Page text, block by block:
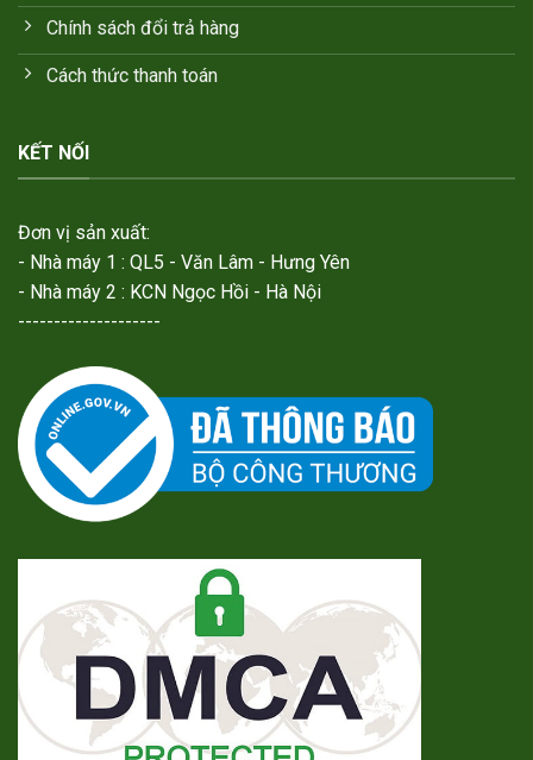
Chính sách đổi trả hàng
Cách thức thanh toán
KẾT NỐI
Đơn vị sản xuất:
- Nhà máy 1 : QL5 - Văn Lâm - Hưng Yên
- Nhà máy 2 : KCN Ngọc Hồi - Hà Nội
--------------------